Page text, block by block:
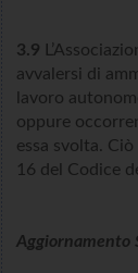
3.9
avvalersi di
lavoro
oppure
essa svolta.
16 del Codice
Aggiornamento